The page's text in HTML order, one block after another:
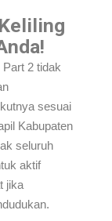
2 tidak
sesuai
Kabupaten
seluruh
aktif
jika